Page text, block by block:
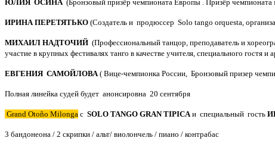
ЮЛИЯ ОСИНА (Бронзовый призёр чемпионата Европы . Призёр
ИРИНА ПЕРЕТЯТЬКО (Создатель и продюссер Solo tango orquesta,
МИХАИЛ НАДТОЧИЙ (Профессиональный танцор, преподаватель и
участие в крупных фестивалях танго в качестве учителя, специального
ЕВГЕНИЯ САМОЙЛОВА ( Вице-чемпионка России, Бронзовый призер
Полная линейка судей будет анонсировна 20 сентября
Grand Otoño Milonga с SOLO TANGO GRAN TIPICA и специальный гость
3 бандонеона / 2 скрипки / альт/ виолончель / пиано / контрабас